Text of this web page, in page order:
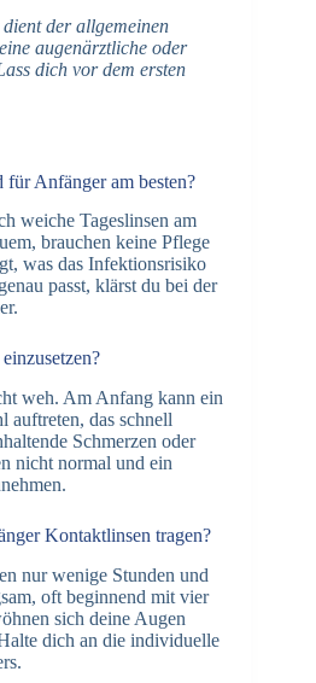
der allgemeinen
augenärztliche oder
dich vor dem ersten
Anfänger am besten?
weiche Tageslinsen am
brauchen keine Pflege
was das Infektionsrisiko
passt, klärst du bei der
weh. Am Anfang kann ein
auftreten, das schnell
Schmerzen oder
nicht normal und ein
Kontaktlinsen tragen?
nur wenige Stunden und
oft beginnend mit vier
sich deine Augen
dich an die individuelle